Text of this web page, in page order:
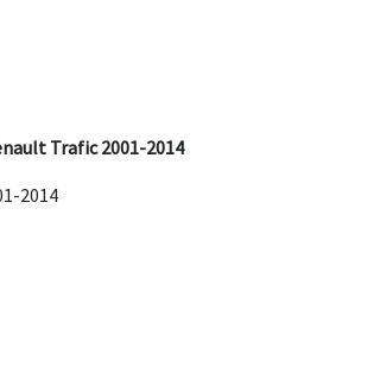
Trafic 2001-2014
2014